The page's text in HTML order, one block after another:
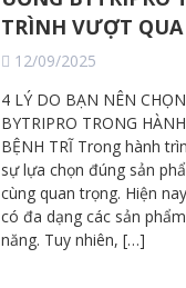
TRÌNH VƯỢT
12/09/2025
4 LÝ DO BẠN NÊN
BYTRIPRO TRONG
BỆNH TRĨ Trong hành
sự lựa chọn đúng sản
cùng quan trọng. Hiện
có đa dạng các sản
năng. Tuy nhiên, […]